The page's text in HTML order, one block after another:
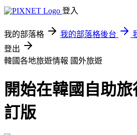
登入
我的部落格 我的部落格後台
登出
韓國各地旅遊情報 國外旅遊
開始在韓國自助
訂版